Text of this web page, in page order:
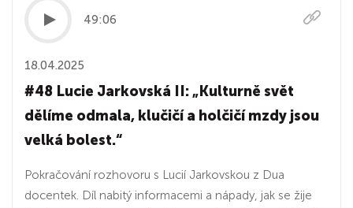
49:06
18.04.2025
#48 Lucie Jarkovská II: „Kulturně svět
dělíme odmala, klučičí a holčičí mzdy jsou
velká bolest.“
Pokračování rozhovoru s Lucií Jarkovskou z Dua
docentek. Díl nabitý informacemi a nápady, jak se žije